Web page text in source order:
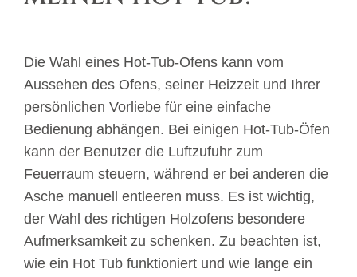
Die Wahl eines Hot-Tub-Ofens kann vom
Aussehen des Ofens, seiner Heizzeit und Ihrer
persönlichen Vorliebe für eine einfache
Bedienung abhängen. Bei einigen Hot-Tub-Öfen
kann der Benutzer die Luftzufuhr zum
Feuerraum steuern, während er bei anderen die
Asche manuell entleeren muss. Es ist wichtig,
der Wahl des richtigen Holzofens besondere
Aufmerksamkeit zu schenken. Zu beachten ist,
wie ein Hot Tub funktioniert und wie lange ein